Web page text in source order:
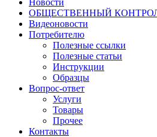
Новости
ОБЩЕСТВЕННЫЙ
Видеоновости
Потребителю
Полезные ссылки
Полезные статьи
Инструкции
Образцы
Вопрос-ответ
Услуги
Товары
Прочее
Контакты